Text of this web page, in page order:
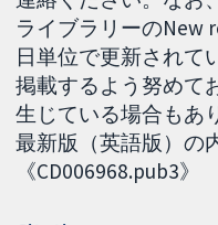
ライブラリーのNew
日単位で更新されて
掲載するよう努めて
生じている場合もあ
最新版（英語版）の
《CD006968.pub3》